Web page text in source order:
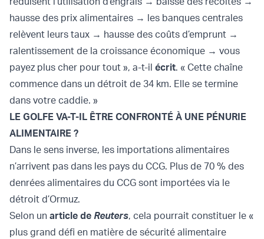
hausse des prix alimentaires → les banques centrales
relèvent leurs taux → hausse des coûts d’emprunt →
ralentissement de la croissance économique → vous
payez plus cher pour tout », a-t-il écrit. « Cette chaîne
commence dans un détroit de 34 km. Elle se termine
dans votre caddie. »
LE GOLFE VA-T-IL ÊTRE CONFRONTÉ À UNE PÉNURIE
ALIMENTAIRE ?
Dans le sens inverse, les importations alimentaires
n’arrivent pas dans les pays du CCG. Plus de 70 % des
denrées alimentaires du CCG sont importées via le
détroit d’Ormuz.
Selon un article de Reuters, cela pourrait constituer le «
plus grand défi en matière de sécurité alimentaire